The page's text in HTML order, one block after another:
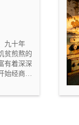
鬼”出
寺
卿、书吏
杨剑组成
验现场、
查深入，
个正时
九十年
贫煎熬的
有着深深
始经商发
按捺不住